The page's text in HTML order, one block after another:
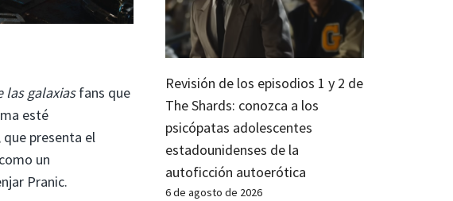
las galaxiasfans que
esté
presenta el
un
Pranic.
Revisión de los episodios 1 y 2 de
The Shards: conozca a los
psicópatas adolescentes
estadounidenses de la
autoficción autoerótica
6 de agosto de 2026